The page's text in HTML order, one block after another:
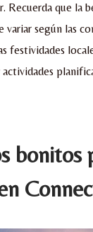
Recuerda que la
variar según las
festividades
bonitos